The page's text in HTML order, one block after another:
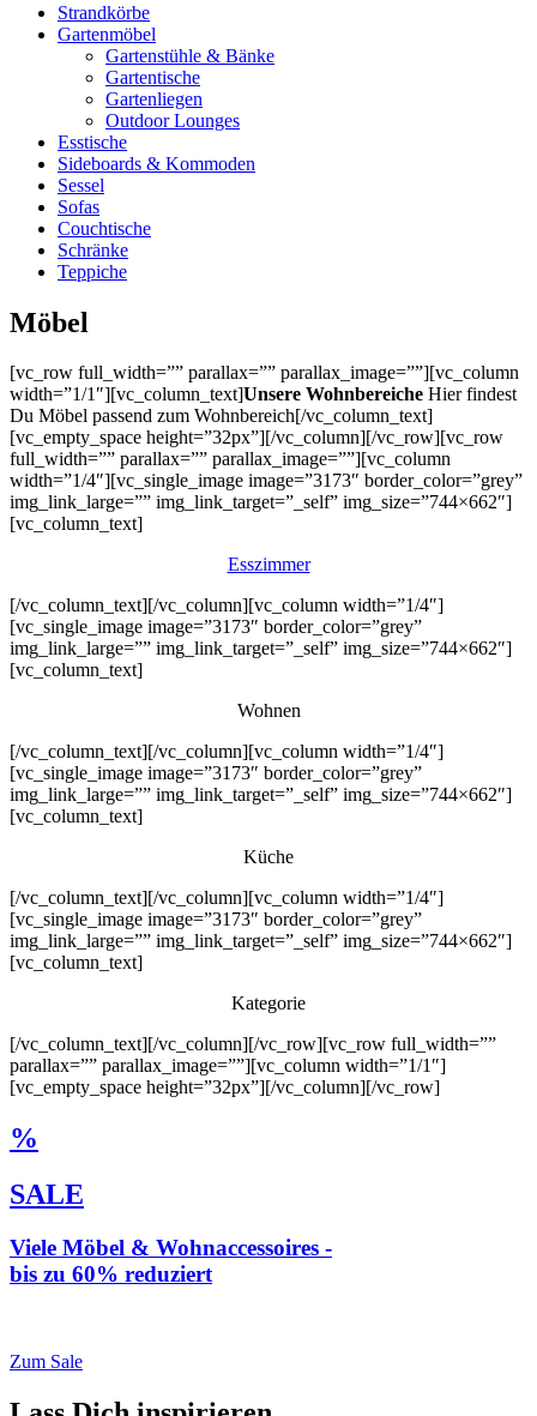
Strandkörbe
Gartenmöbel
Gartenstühle & Bänke
Gartentische
Gartenliegen
Outdoor Lounges
Esstische
Sideboards & Kommoden
Sessel
Sofas
Couchtische
Schränke
Teppiche
Möbel
[vc_row full_width=”” parallax=”” parallax_image=””][vc_column
width=”1/1″][vc_column_text]Unsere Wohnbereiche Hier findest
Du Möbel passend zum Wohnbereich[/vc_column_text]
[vc_empty_space height=”32px”][/vc_column][/vc_row][vc_row
full_width=”” parallax=”” parallax_image=””][vc_column
width=”1/4″][vc_single_image image=”3173″ border_color=”grey”
img_link_large=”” img_link_target=”_self” img_size=”744×662″]
[vc_column_text]
Esszimmer
[/vc_column_text][/vc_column][vc_column width=”1/4″]
[vc_single_image image=”3173″ border_color=”grey”
img_link_large=”” img_link_target=”_self” img_size=”744×662″]
[vc_column_text]
Wohnen
[/vc_column_text][/vc_column][vc_column width=”1/4″]
[vc_single_image image=”3173″ border_color=”grey”
img_link_large=”” img_link_target=”_self” img_size=”744×662″]
[vc_column_text]
Küche
[/vc_column_text][/vc_column][vc_column width=”1/4″]
[vc_single_image image=”3173″ border_color=”grey”
img_link_large=”” img_link_target=”_self” img_size=”744×662″]
[vc_column_text]
Kategorie
[/vc_column_text][/vc_column][/vc_row][vc_row full_width=””
parallax=”” parallax_image=””][vc_column width=”1/1″]
[vc_empty_space height=”32px”][/vc_column][/vc_row]
%
SALE
Viele Möbel & Wohnaccessoires -
bis zu 60% reduziert
Zum Sale